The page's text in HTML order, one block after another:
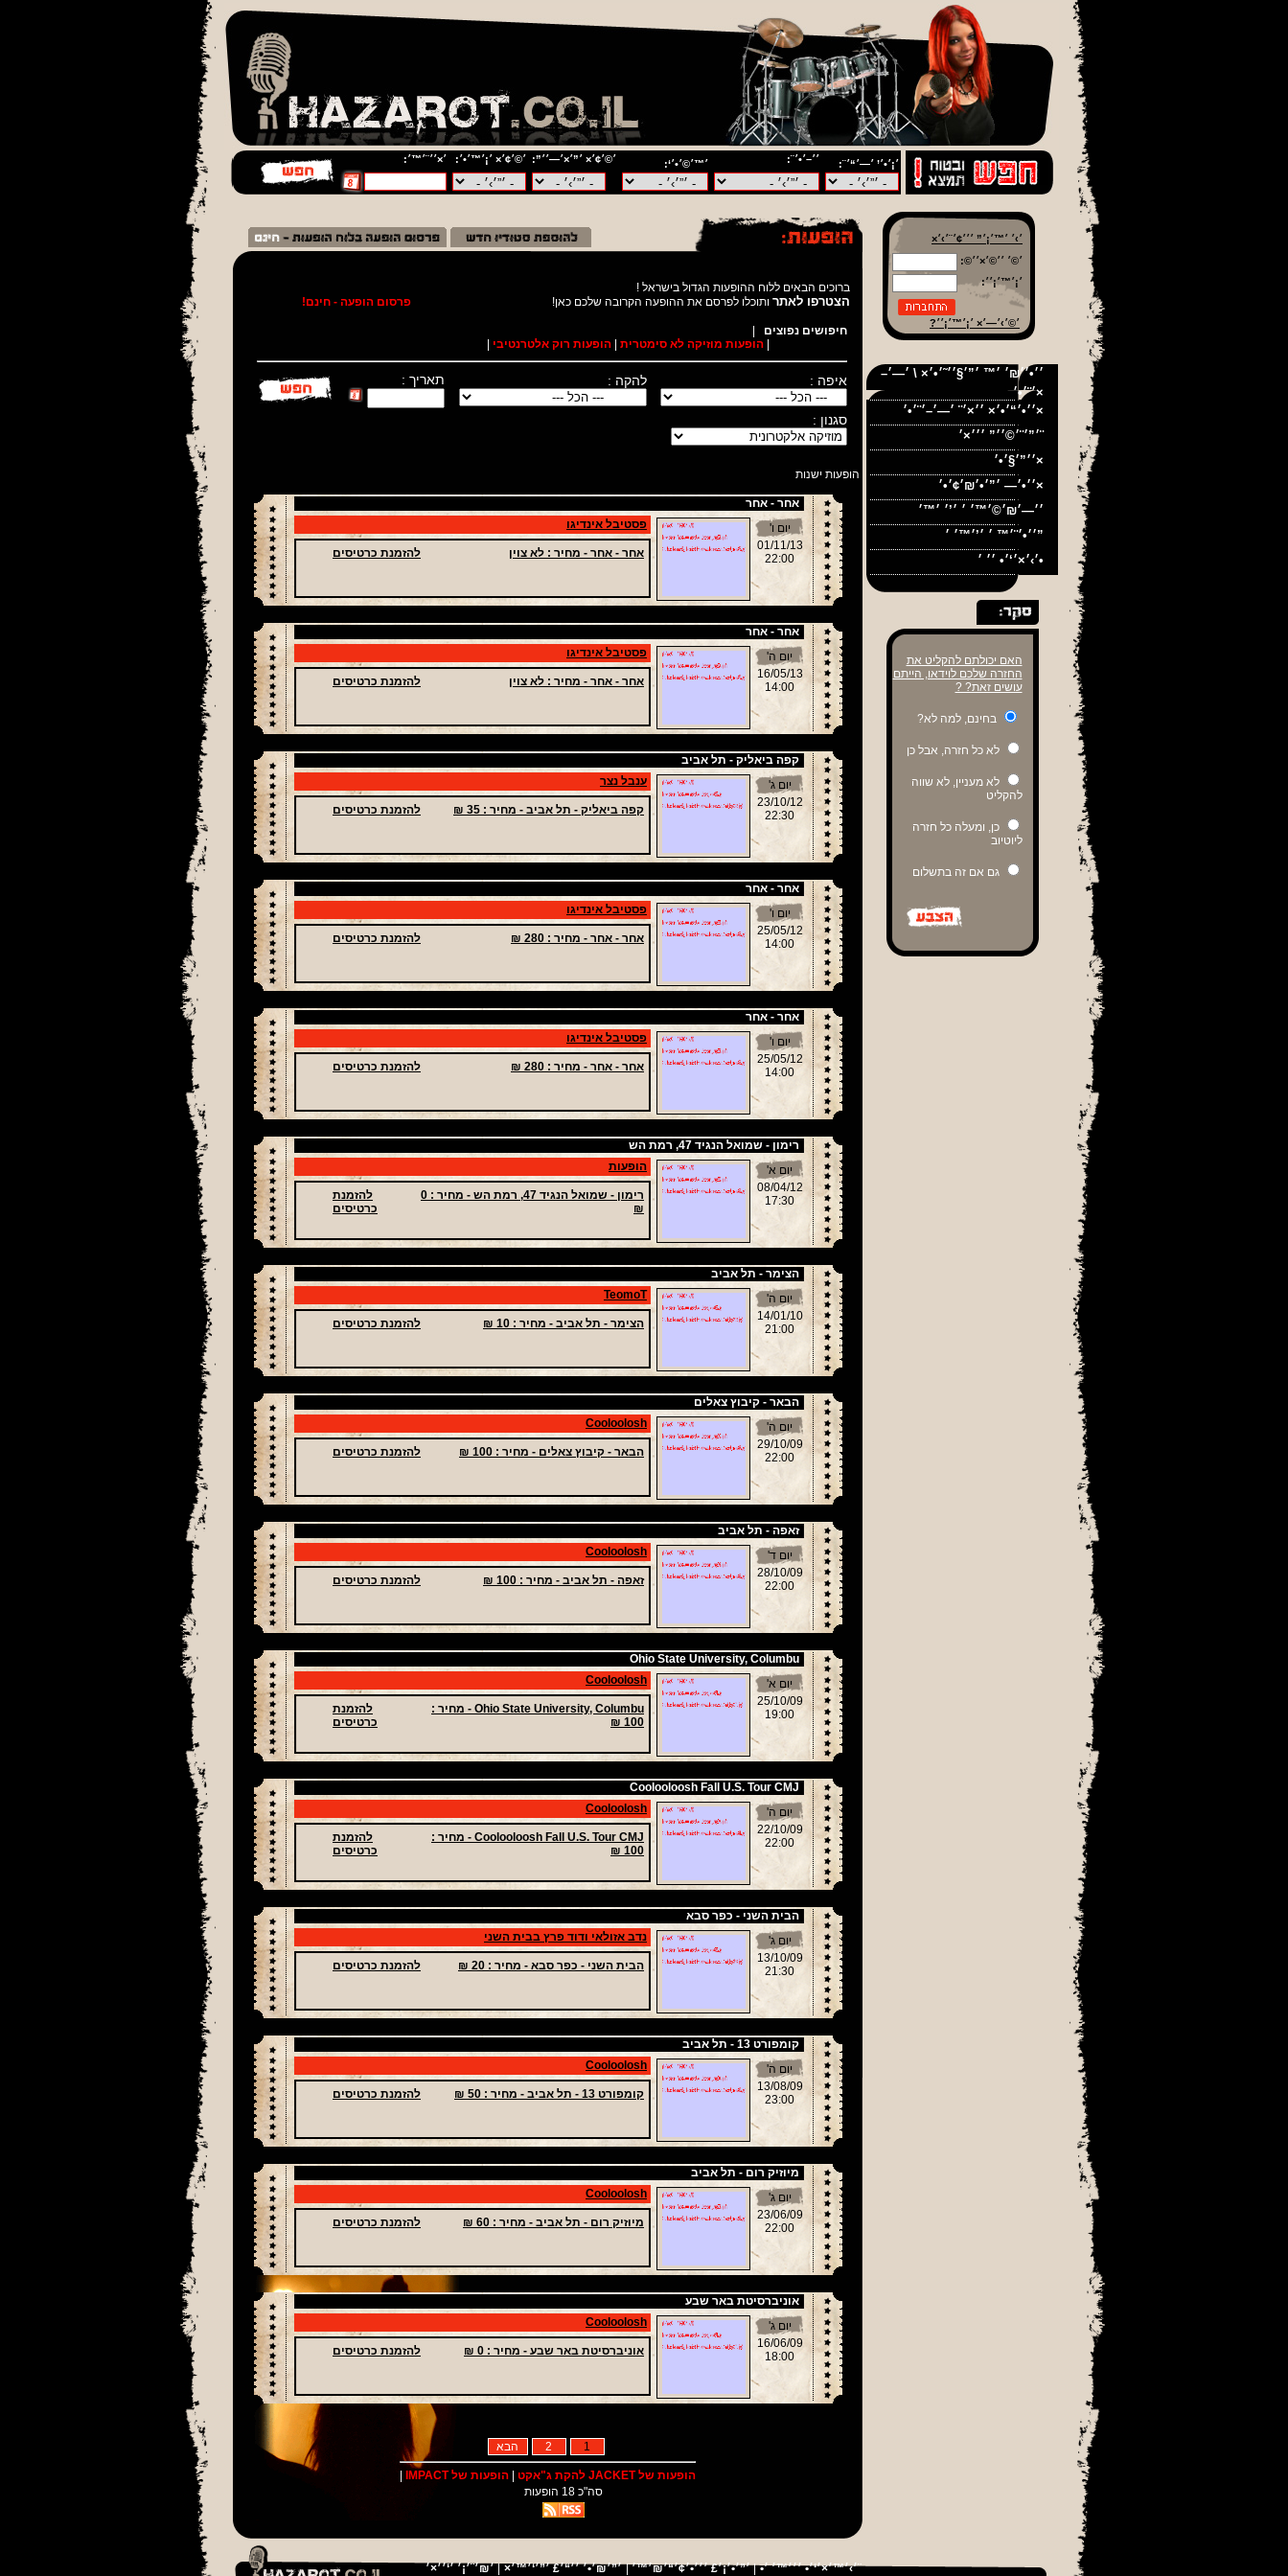
׳×׳׳¨׳™׳: ׳©׳¢׳× ׳¡׳™׳•׳: ׳©׳¢׳× ׳”׳×׳—׳׳”: ׳™׳©׳•׳‘: ׳׳–׳•׳¨: ׳¡׳•׳’ ׳—׳“׳¨:
ברוכים הבאים ללוח ההופעות הגדול בישראל !
הצטרפו לאתר ותוכלו לפרסם את ההופעה הקרובה שלכם כאן! פרסום הופעה - חינם!
חיפושים נפוצים
הופעות מוזיקה לא סימטרית הופעות רוק אלטרנטיבי
איפה : להקה : תאריך :
סגנון :
הופעות ישנות
אחר - אחר
פסטיבל אינדיגו
אחר - אחר - מחיר : לא צוין להזמנת כרטיסים
יום ו'
01/11/13
22:00
אחר - אחר
פסטיבל אינדיגו
אחר - אחר - מחיר : לא צוין להזמנת כרטיסים
יום ה'
16/05/13
14:00
קפה ביאליק - תל אביב
ענבל נצר
קפה ביאליק - תל אביב - מחיר : 35 ₪ להזמנת כרטיסים
יום ג'
23/10/12
22:30
אחר - אחר
פסטיבל אינדיגו
אחר - אחר - מחיר : 280 ₪ להזמנת כרטיסים
יום ו'
25/05/12
14:00
אחר - אחר
פסטיבל אינדיגו
אחר - אחר - מחיר : 280 ₪ להזמנת כרטיסים
יום ו'
25/05/12
14:00
רימון - שמואל הנגיד 47, רמת הש
הופעות
רימון - שמואל הנגיד 47, רמת הש - מחיר
: 0
₪
להזמנת
כרטיסים
יום א'
08/04/12
17:30
הצימר - תל אביב
TeomoT
הצימר - תל אביב - מחיר : 10 ₪ להזמנת כרטיסים
יום ה'
14/01/10
21:00
הבאר - קיבוץ צאלים
Cooloolosh
הבאר - קיבוץ צאלים - מחיר : 100 ₪ להזמנת כרטיסים
יום ה'
29/10/09
22:00
זאפה - תל אביב
Cooloolosh
זאפה - תל אביב - מחיר : 100 ₪ להזמנת כרטיסים
יום ד'
28/10/09
22:00
Ohio State University, Columbu
Cooloolosh
Ohio State University, Columbu - מחיר :
100 ₪
להזמנת
כרטיסים
יום א'
25/10/09
19:00
Coolooloosh Fall U.S. Tour CMJ
Cooloolosh
Coolooloosh Fall U.S. Tour CMJ - מחיר :
100 ₪
להזמנת
כרטיסים
יום ה'
22/10/09
22:00
הבית השני - כפר סבא
נדב אזולאי ודוד פרץ בבית השני
הבית השני - כפר סבא - מחיר : 20 ₪ להזמנת כרטיסים
יום ג'
13/10/09
21:30
קומפורט 13 - תל אביב
Cooloolosh
קומפורט 13 - תל אביב - מחיר : 50 ₪ להזמנת כרטיסים
יום ה'
13/08/09
23:00
מיוזיק רום - תל אביב
Cooloolosh
מיוזיק רום - תל אביב - מחיר : 60 ₪ להזמנת כרטיסים
יום ג'
23/06/09
22:00
אוניברסיטת באר שבע
Cooloolosh
אוניברסיטת באר שבע - מחיר : 0 ₪ להזמנת כרטיסים
יום ג'
16/06/09
18:00
הבא 2 1
הופעות של JACKET להקת ג"אקט הופעות של IMPACT
סה"כ 18 הופעות
׳›׳ ׳™׳¡׳” ׳׳׳¢׳¨׳›׳×
׳©׳ ׳׳©׳×׳׳©:
׳¡׳™׳¡׳׳:
׳©׳›׳—׳× ׳¡׳™׳¡׳׳?
׳׳•׳׳₪׳ ׳™ ׳”׳§׳׳˜׳•׳× \ ׳—׳–
׳¨׳•׳×
׳׳•׳“׳•׳× ׳׳×׳¨ ׳—׳–׳¨׳•׳×
׳”׳¨׳©׳׳” ׳׳׳×׳¨
׳׳”׳§׳•׳×
׳׳•׳— ׳”׳•׳₪׳¢׳•׳×
׳׳•׳¨׳™ ׳ ׳’׳™׳ ׳”
׳›׳×׳‘׳• ׳׳ ׳•
האם יכולתם להקליט את
החזרה שלכם לוידאו, הייתם
עושים זאת? ?
בחינם, למה לא?
לא כל חזרה, אבל כן
לא מעניין, לא שווה
להקליט
כן, ומעלה כל חזרה
ליוטיוב
גם אם זה בתשלום
׳›׳™׳×׳‘׳• ׳׳׳™׳ ׳• |׳”׳•׳¡׳£ ׳׳׳•׳¢׳“׳₪׳™׳| ׳”׳₪׳•׳ ׳׳“׳£ ׳”׳‘׳™׳× ׳₪׳¨׳¡׳ ׳‘׳׳×׳¨